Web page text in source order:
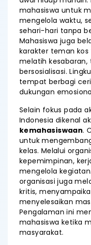
mahasiswa untuk
mengelola waktu,
sehari-hari tanpa
Mahasiswa juga
karakter teman kos
melatih kesabaran,
bersosialisasi.
tempat berbagi
dukungan
Selain fokus pada
Indonesia dikenal
kemahasiswaan.
untuk
kelas. Melalui
kepemimpinan,
mengelola
organisasi juga
kritis,
menyelesaikan
Pengalaman ini
mahasiswa ketika
masyarakat.